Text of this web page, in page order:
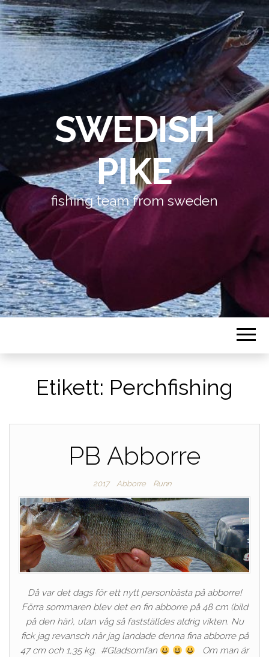
SWEDISH
PIKE
fishing team from sweden
Etikett: Perchfishing
PB Abborre
2017 Abborre Runn
Då var det dags för ett nytt personbästa på abborre!
Förra sommaren blev det en fin abborre på 48 cm (bild
på den här), utan våg så fastställdes aldrig vikten. Nu
fick jag revansch när jag landade denna fina abborre på
47 cm och 1,35 kg. #Gladsomfan
Om man är